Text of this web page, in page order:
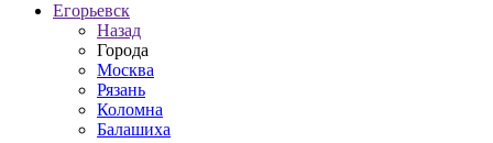
Егорьевск
Назад
Города
Москва
Рязань
Коломна
Балашиха